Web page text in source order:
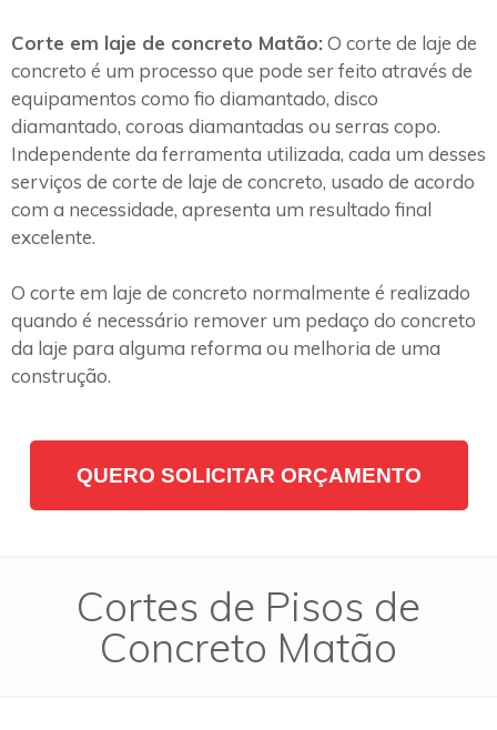
Corte em laje de concreto Matão: O corte de laje de
concreto é um processo que pode ser feito através de
equipamentos como fio diamantado, disco
diamantado, coroas diamantadas ou serras copo.
Independente da ferramenta utilizada, cada um desses
serviços de corte de laje de concreto, usado de acordo
com a necessidade, apresenta um resultado final
excelente.
O corte em laje de concreto normalmente é realizado
quando é necessário remover um pedaço do concreto
da laje para alguma reforma ou melhoria de uma
construção.
QUERO SOLICITAR ORÇAMENTO
Cortes de Pisos de
Concreto Matão